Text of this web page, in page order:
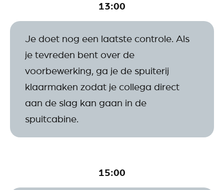
13:00
Je doet nog een laatste controle. Als
je tevreden bent over de
voorbewerking, ga je de spuiterij
klaarmaken zodat je collega direct
aan de slag kan gaan in de
spuitcabine.
15:00